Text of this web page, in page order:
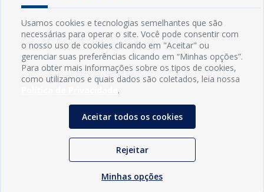
INFORMAÇÕES
CNPJ: 08.916.645/0001-80
Usamos cookies e tecnologias semelhantes que são
necessárias para operar o site. Você pode consentir com
o nosso uso de cookies clicando em "Aceitar" ou
gerenciar suas preferências clicando em “Minhas opções”.
Para obter mais informações sobre os tipos de cookies,
como utilizamos e quais dados são coletados, leia nossa
.
Aceitar todos os cookies
Rejeitar
Minhas opções